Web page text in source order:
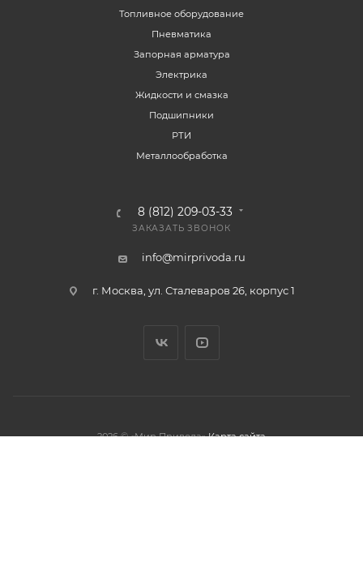
Топливное оборудование
Пневматика
Запорная арматура
Электрика
Жидкости и смазка
Подшипники
РТИ
Металлообработка
8 (812) 209-03-33
ЗАКАЗАТЬ ЗВОНОК
info@mirprivoda.ru
г. Москва, ул. Сталеваров 26, корпус 1
2026 © «Мир Привода» Карта сайта